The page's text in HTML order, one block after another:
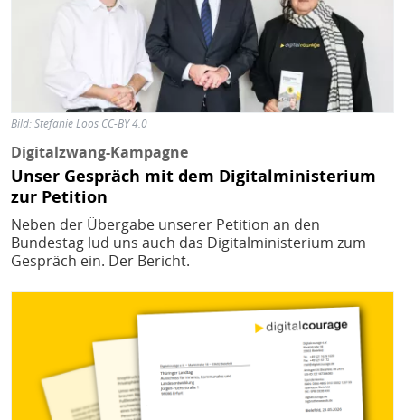
Bild:Stefanie Loos CC-BY 4.0
Digitalzwang-Kampagne
Unser Gespräch mit dem Digitalministerium
zur Petition
Neben der Übergabe unserer Petition an den
Bundestag lud uns auch das Digitalministerium zum
Gespräch ein. Der Bericht.
Bild